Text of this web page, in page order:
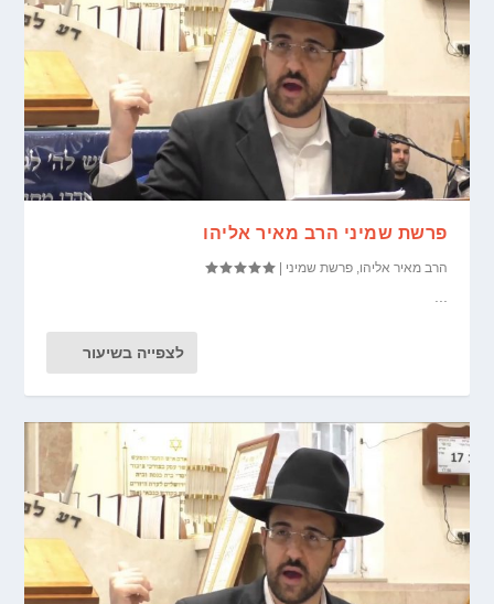
פרשת שמיני הרב מאיר אליהו
הרב מאיר אליהו ,פרשת שמיני |
לצפייה בשיעור